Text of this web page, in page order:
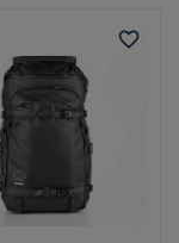
favorite_border